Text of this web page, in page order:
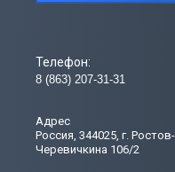
Телефон:
8 (863) 207-31-31
Адрес
Россия, 344025, г.
Черевичкина 106/2